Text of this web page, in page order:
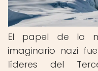
El papel de la
imaginario nazi
líderes del